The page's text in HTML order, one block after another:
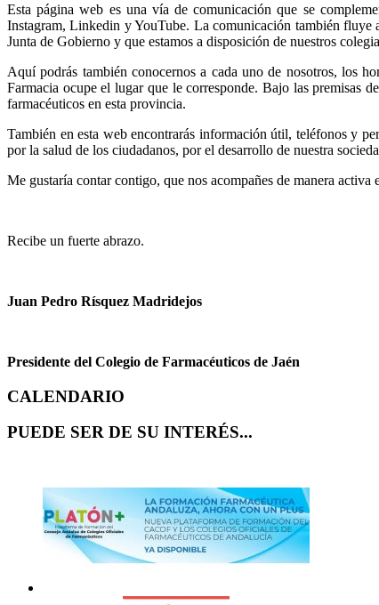
Esta página web es una vía de comunicación que se
Instagram, Linkedin y YouTube. La comunicación también fluye
Junta de Gobierno y que estamos a disposición de nuestros
Aquí podrás también conocernos a cada uno de nosotros, los
Farmacia ocupe el lugar que le corresponde. Bajo las premisas
farmacéuticos en esta provincia.
También en esta web encontrarás información útil, teléfonos y
por la salud de los ciudadanos, por el desarrollo de nuestra
Me gustaría contar contigo, que nos acompañes de manera
Recibe un fuerte abrazo.
Juan Pedro Rísquez Madridejos
Presidente del Colegio de Farmacéuticos de Jaén
CALENDARIO
PUEDE SER DE SU INTERÉS...